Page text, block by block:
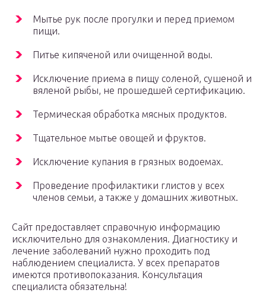
Мытье рук после прогулки и перед приемом
пищи.
Питье кипяченой или очищенной воды.
Исключение приема в пищу соленой, сушеной и
вяленой рыбы, не прошедшей сертификацию.
Термическая обработка мясных продуктов.
Тщательное мытье овощей и фруктов.
Исключение купания в грязных водоемах.
Проведение профилактики глистов у всех
членов семьи, а также у домашних животных.
Сайт предоставляет справочную информацию
исключительно для ознакомления. Диагностику и
лечение заболеваний нужно проходить под
наблюдением специалиста. У всех препаратов
имеются противопоказания. Консультация
специалиста обязательна!